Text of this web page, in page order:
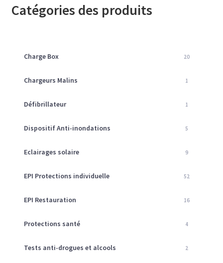
Catégories des produits
Charge Box 20
Chargeurs Malins 1
Défibrillateur 1
Dispositif Anti-inondations 5
Eclairages solaire 9
EPI Protections individuelle 52
EPI Restauration 16
Protections santé 4
Tests anti-drogues et alcools 2